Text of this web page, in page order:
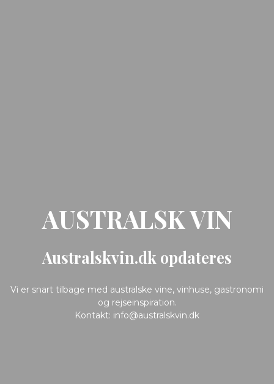
AUSTRALSK VIN
Australskvin.dk opdateres
Vi er snart tilbage med australske vine, vinhuse, gastronomi
og rejseinspiration.
Kontakt: info@australskvin.dk